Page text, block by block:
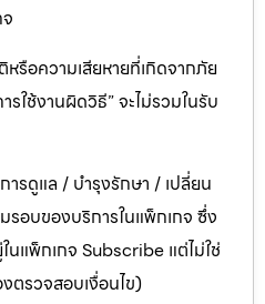
หรือความเสียหายที่เกิดจากภัย
ใช้งานผิดวิธี” จะไม่รวมในรับ
รดูแล / บำรุงรักษา / เปลี่ยน
รอบของบริการในแพ็กเกจ ซึ่ง
นแพ็กเกจ Subscribe แต่ไม่ใช่
รวจสอบเงื่อนไข)